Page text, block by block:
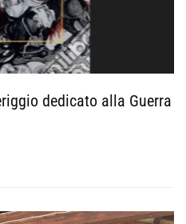
dedicato alla Guerra